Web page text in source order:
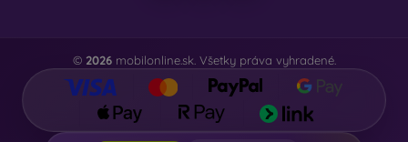
© 2026mobilonline.sk. Všetky práva vyhradené.